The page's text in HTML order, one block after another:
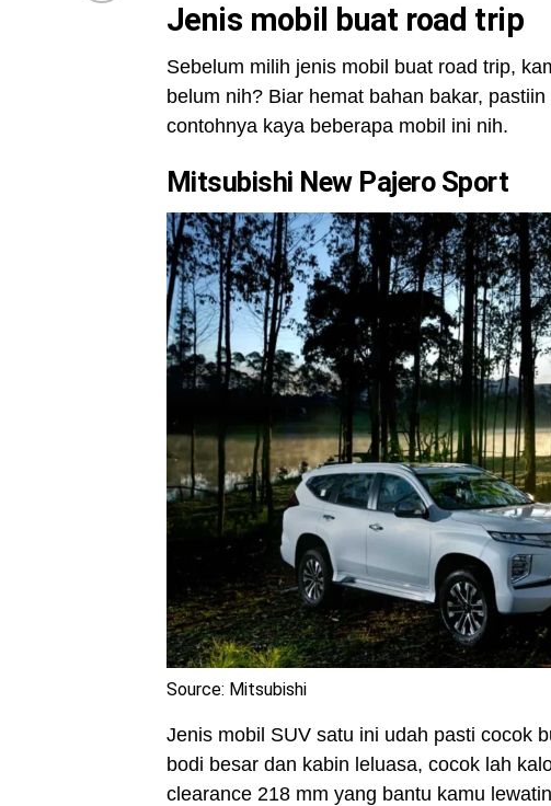
Jenis mobil buat road trip
Sebelum milih jenis mobil buat road trip,
belum nih? Biar hemat bahan bakar,
contohnya kaya beberapa mobil ini nih.
Mitsubishi New Pajero Sport
Source: Mitsubishi
Jenis mobil SUV satu ini udah pasti cocok
bodi besar dan kabin leluasa, cocok lah
clearance 218 mm yang bantu kamu